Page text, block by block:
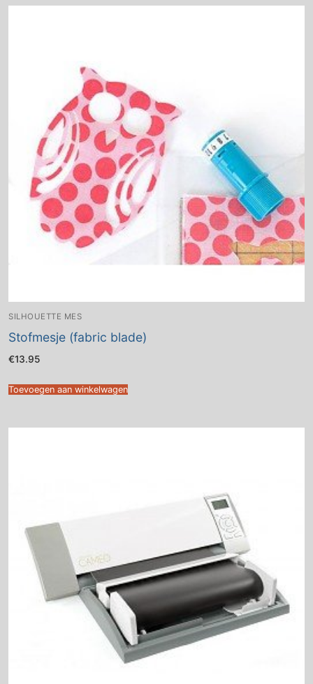
SILHOUETTE MES
Stofmesje (fabric blade)
€13.95
Toevoegen aan winkelwagen